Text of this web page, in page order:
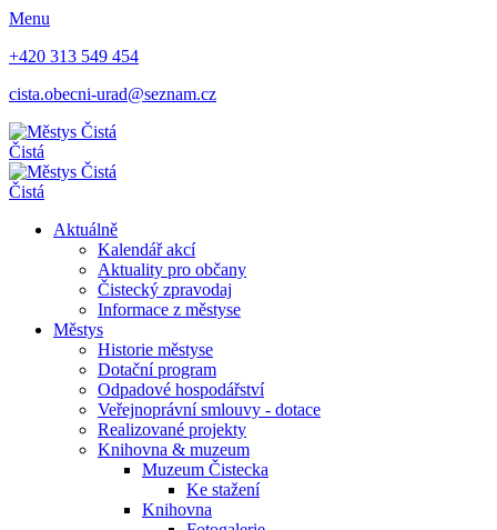
Menu
+420 313 549 454
cista.obecni-urad@seznam.cz
Čistá
Čistá
Aktuálně
Kalendář akcí
Aktuality pro občany
Čistecký zpravodaj
Informace z městyse
Městys
Historie městyse
Dotační program
Odpadové hospodářství
Veřejnoprávní smlouvy - dotace
Realizované projekty
Knihovna & muzeum
Muzeum Čistecka
Ke stažení
Knihovna